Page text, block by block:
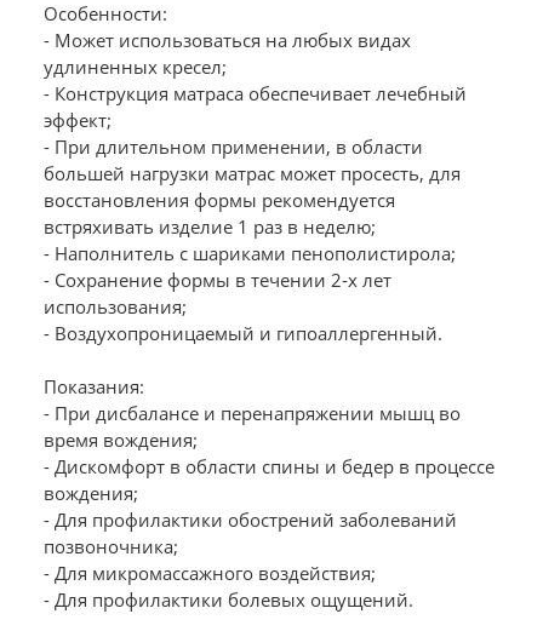
Особенности:
- Может использоваться на любых видах
удлиненных кресел;
- Конструкция матраса обеспечивает лечебный
эффект;
- При длительном применении, в области
большей нагрузки матрас может просесть, для
восстановления формы рекомендуется
встряхивать изделие 1 раз в неделю;
- Наполнитель с шариками пенополистирола;
- Сохранение формы в течении 2-х лет
использования;
- Воздухопроницаемый и гипоаллергенный.
Показания:
- При дисбалансе и перенапряжении мышц во
время вождения;
- Дискомфорт в области спины и бедер в процессе
вождения;
- Для профилактики обострений заболеваний
позвоночника;
- Для микромассажного воздействия;
- Для профилактики болевых ощущений.